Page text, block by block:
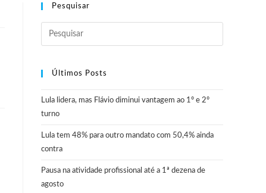
Pesquisar
Últimos Posts
Lula lidera, mas Flávio diminui vantagem ao 1º e 2º
turno
Lula tem 48% para outro mandato com 50,4% ainda
contra
Pausa na atividade profissional até a 1ª dezena de
agosto